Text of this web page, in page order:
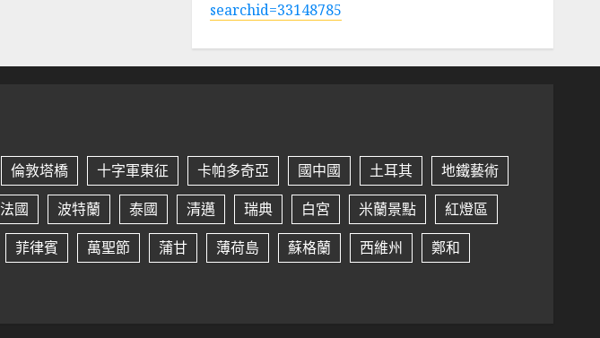
searchid=33148785
倫敦塔橋 十字軍東征 卡帕多奇亞 國中國 土耳其
地鐵藝術
法國 波特蘭 泰國 清邁 瑞典 白宮 米蘭景點
紅燈區
菲律賓 萬聖節 蒲甘 薄荷島 蘇格蘭 西維州
鄭和